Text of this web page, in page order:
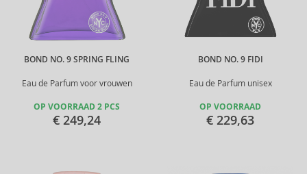
BOND NO. 9 SPRING FLING
Eau de Parfum voor vrouwen
OP VOORRAAD 2 PCS
€ 249,24
BOND NO. 9 FIDI
Eau de Parfum unisex
OP VOORRAAD
€ 229,63